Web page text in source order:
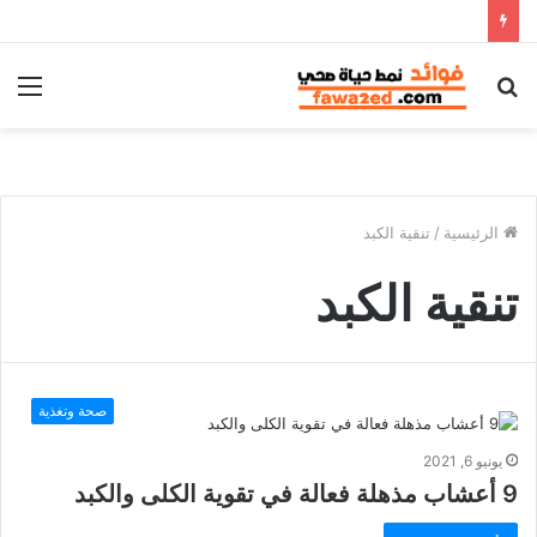
بحث
الرئيسية / تنقية الكبد
تنقية الكبد
صحة وتغذية
يونيو 6, 2021
9 أعشاب مذهلة فعالة في تقوية الكلى والكبد